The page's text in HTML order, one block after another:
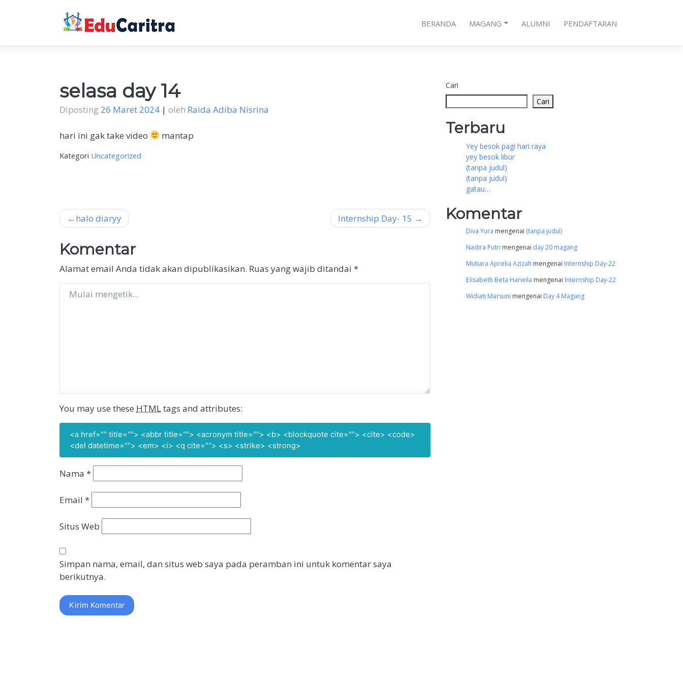
BERANDA MAGANG ALUMNI PENDAFTARAN
selasa day 14
Diposting 26 Maret 2024 | oleh Raida Adiba Nisrina
hari ini gak take video mantap
Kategori Uncategorized
Navigasi
pos
halo diaryy Internship Day- 15
Komentar
Alamat email Anda tidak akan dipublikasikan. Ruas yang wajib ditandai *
You may use these HTMLtags and attributes:
<a href="" title=""> <abbr title=""> <acronym title=""> <b> <blockquote cite=""> <cite> <code>
<del datetime=""> <em> <i> <q cite=""> <s> <strike> <strong>
Nama *
Email *
Situs Web
Simpan nama, email, dan situs web saya pada peramban ini untuk komentar saya
berikutnya.
Cari
Cari
Terbaru
Yey besok pagi hari raya
yey besok libur
(tanpa judul)
(tanpa judul)
gatau…
Komentar
Diva Yura mengenai (tanpa judul)
Nadira Putri mengenai day 20 magang
Mutiara Aprelia Azizah mengenai Internship Day-22
Elisabeth Beta Harwila mengenai Internship Day-22
Widiati Marsuni mengenai Day 4 Magang